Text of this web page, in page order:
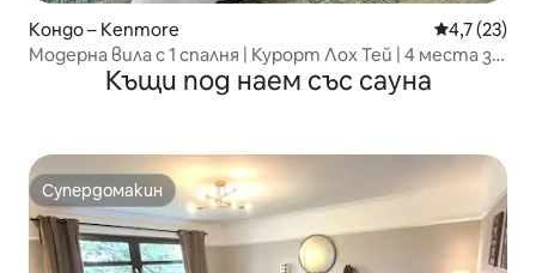
Кондо – Kenmore Средна
4,7 (23)
Модерна вила с 1 спалня | Курорт Лох Тей | 4 места за
Къщи под наем със сауна
Супердомакин
Супердомакин